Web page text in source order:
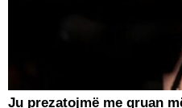
Ju prezatojmë me gruan